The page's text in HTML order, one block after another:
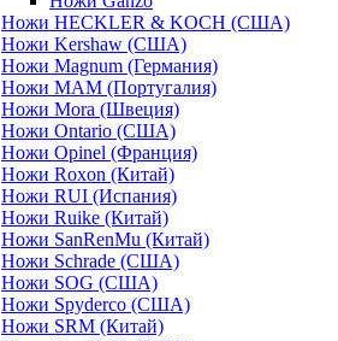
Ножи HECKLER & KOCH (США)
Ножи Kershaw (США)
Ножи Magnum (Германия)
Ножи MAM (Португалия)
Ножи Mora (Швеция)
Ножи Ontario (США)
Ножи Opinel (Франция)
Ножи Roxon (Китай)
Ножи RUI (Испания)
Ножи Ruike (Китай)
Ножи SanRenMu (Китай)
Ножи Schrade (США)
Ножи SOG (США)
Ножи Spyderco (США)
Ножи SRM (Китай)